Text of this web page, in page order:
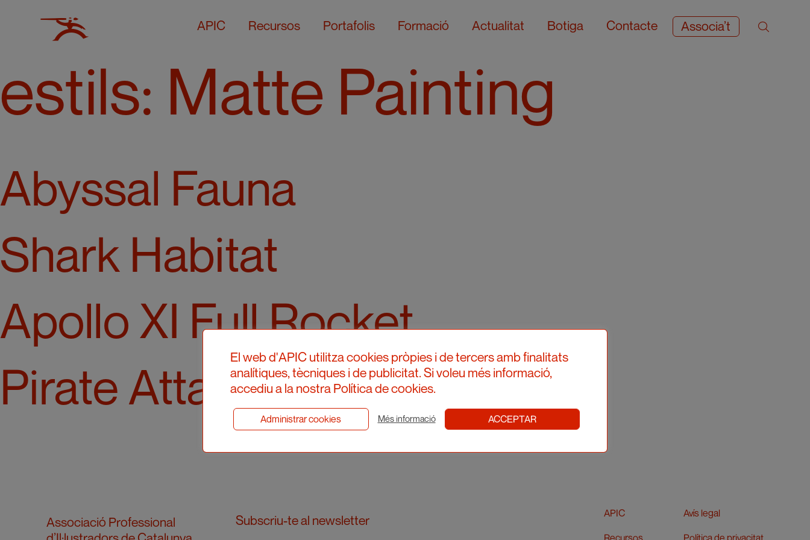
APIC Recursos Portafolis Formació Actualitat Botiga Contacte Associa’t
estils: Matte Painting
Abyssal Fauna
Shark Habitat
Apollo XI Full Rocket
Pirate Attack
Associació Professional
Subscriu-te al newsletter APIC Avís legal
El web d'APIC utilitza cookies pròpies i de tercers amb finalitats
analítiques, tècniques i de publicitat. Si voleu més informació,
accediu a la nostra Política de cookies.
Administrar cookies Més informació ACCEPTAR